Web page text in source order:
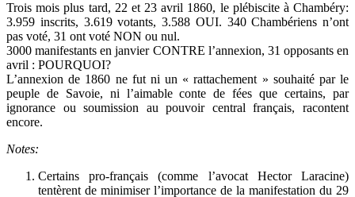
Trois mois plus tard, 22 et 23 avril 1860, le plébiscite à Chambéry:
3.959 inscrits, 3.619 votants, 3.588 OUI. 340 Chambériens n’ont
pas voté, 31 ont voté NON ou nul.
3000 manifestants en janvier CONTRE l’annexion, 31 opposants en
avril : POURQUOI?
L’annexion de 1860 ne fut ni un « rattachement » souhaité par le
peuple de Savoie, ni l’aimable conte de fées que certains, par
ignorance ou soumission au pouvoir central français, racontent
encore.
Notes:
Certains pro-français (comme l’avocat Hector Laracine)
tentèrent de minimiser l’importance de la manifestation du 29